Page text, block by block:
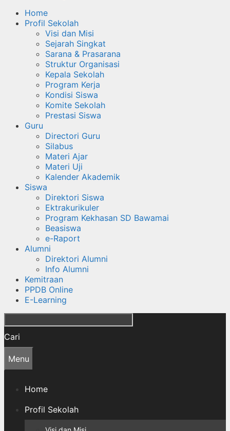
Home
Profil Sekolah
Visi dan Misi
Sejarah Singkat
Sarana & Prasarana
Struktur Organisasi
Kepala Sekolah
Program Kerja
Kondisi Siswa
Komite Sekolah
Prestasi Siswa
Guru
Directori Guru
Silabus
Materi Ajar
Materi Uji
Kalender Akademik
Siswa
Direktori Siswa
Ektrakurikuler
Program Kekhasan SD Bawamai
Beasiswa
e-Raport
Alumni
Direktori Alumni
Info Alumni
Kemitraan
PPDB Online
E-Learning
Cari
Menu
Home
Profil Sekolah